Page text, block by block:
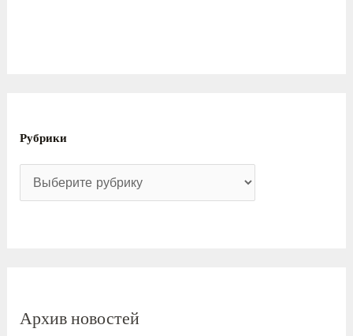
Рубрики
Архив новостей